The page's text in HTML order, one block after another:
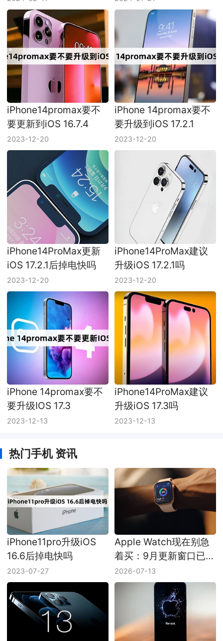
iPhone14promax要不
要更新到iOS 16.7.4
2023-12-20
iPhone 14promax要不
要升级到iOS 17.2.1
2023-12-20
iPhone14ProMax更新
iOS 17.2.1后掉电快吗
2023-12-20
iPhone14ProMax建议
升级iOS 17.2.1吗
2023-12-20
iPhone 14promax要不
要升级IOS 17.3
2023-12-13
iPhone14ProMax建议
升级iOS 17.3吗
2023-12-13
热门手机 资讯
iPhone11pro升级iOS
16.6后掉电快吗
2023-07-27
Apple Watch现在别急
着买：9月更新窗口已经
压到眼前
2026-07-13